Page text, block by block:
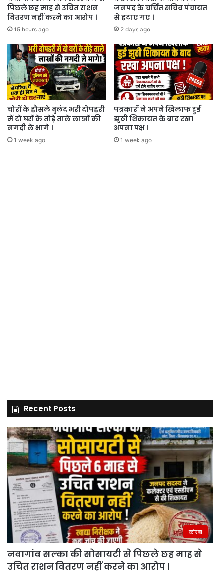
पिछले छह माह से उचित राशन
वितरण नहीं करने का आरोप ।
15 hours ago
जनपद के चर्चित सचिव पंचायत
से हटाए गए ।
2 days ago
चोरों के हौसले बुलंद भरी दोपहरी
में दो घरों के तोड़े ताले लाखों की
नगदी ले भागे ।
1 week ago
पत्रकारों ने अपने खिलाफ हुई
झुठी शिकायत के बाद रखा
अपना पक्ष ।
1 week ago
Recent Posts
कोरबा
नवागांव सल्का की सोसायटी से पिछले छह माह से
उचित राशन वितरण नहीं करने का आरोप ।